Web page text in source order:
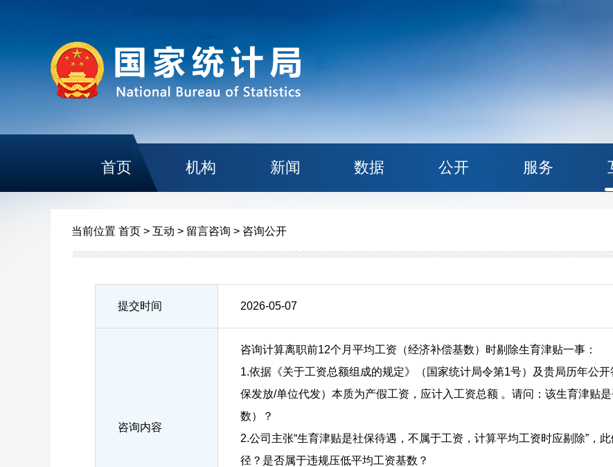
首页 机构 新闻 数据 公开 服务
当前位置 首页> 互动 > 留言咨询 > 咨询公开
提交时间 2026-05-07
咨询内容
咨询计算离职前12个月平均工资（经济补偿基数）时剔除生育津贴一事：
1.依据《关于工资总额组成的规定》（国家统计局令第1号）及贵局历年公
保发放/单位代发）本质为产假工资，应计入工资总额 。请问：该生育津贴
数）？
2.公司主张“生育津贴是社保待遇，不属于工资，计算平均工资时应剔除”，
径？是否属于违规压低平均工资基数？